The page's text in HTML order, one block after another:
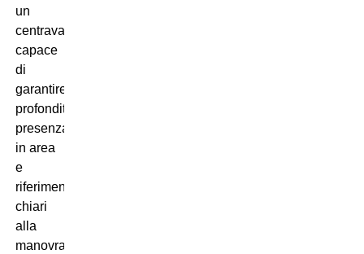
un
centravanti
capace
di
garantire
profondità,
presenza
in area
e
riferimenti
chiari
alla
manovra